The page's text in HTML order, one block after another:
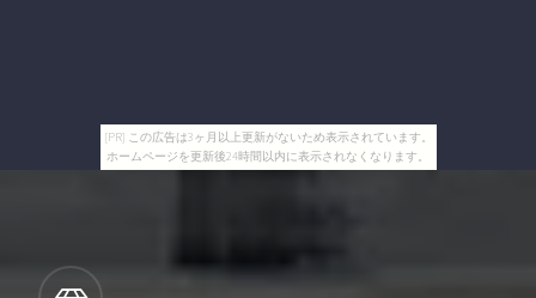
[PR] この広告は3ヶ月以上更新がないため表示されています。
ホームページを更新後24時間以内に表示されなくなります。